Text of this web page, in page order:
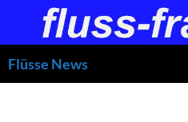
springen
Flüsse News